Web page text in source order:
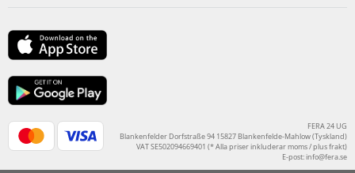
FERA 24 UG
Blankenfelder Dorfstraße 94 15827 Blankenfelde-Mahlow (Tyskland)
VAT SE502094669401 (* Alla priser inkluderar moms / plus frakt)
E-post:info@fera.se